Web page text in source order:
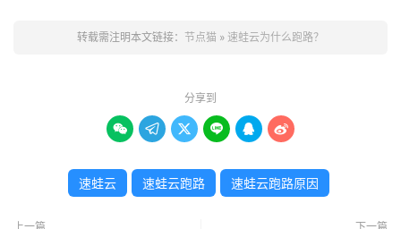
转载需注明本文链接： 节点猫 » 速蛙云为什么跑路？
分享到
     
速蛙云 速蛙云跑路 速蛙云跑路原因